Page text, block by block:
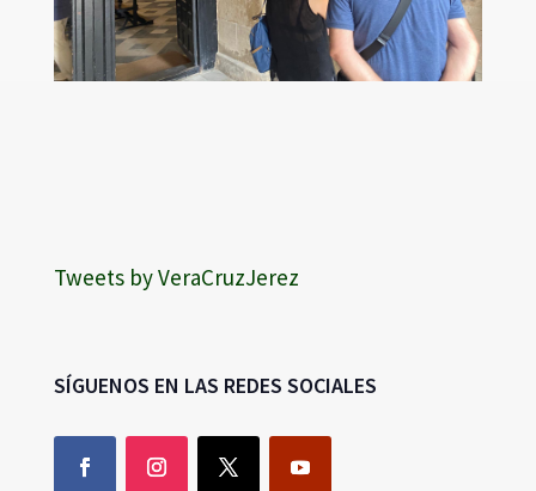
Tweets by VeraCruzJerez
SÍGUENOS EN LAS REDES SOCIALES